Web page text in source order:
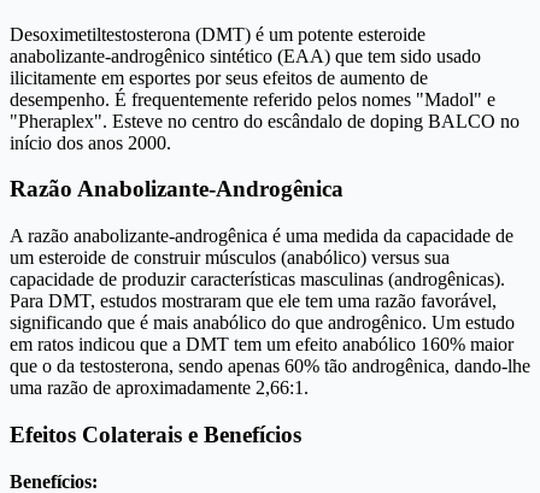
Desoximetiltestosterona (DMT) é um potente esteroide
anabolizante-androgênico sintético (EAA) que tem sido usado
ilicitamente em esportes por seus efeitos de aumento de
desempenho. É frequentemente referido pelos nomes "Madol" e
"Pheraplex". Esteve no centro do escândalo de doping BALCO no
início dos anos 2000.
Razão Anabolizante-Androgênica
A razão anabolizante-androgênica é uma medida da capacidade de
um esteroide de construir músculos (anabólico) versus sua
capacidade de produzir características masculinas (androgênicas).
Para DMT, estudos mostraram que ele tem uma razão favorável,
significando que é mais anabólico do que androgênico. Um estudo
em ratos indicou que a DMT tem um efeito anabólico 160% maior
que o da testosterona, sendo apenas 60% tão androgênica, dando-lhe
uma razão de aproximadamente 2,66:1.
Efeitos Colaterais e Benefícios
Benefícios: